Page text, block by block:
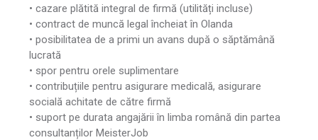
• cazare plătită integral de firmă (utilități incluse)
• contract de muncă legal încheiat în Olanda
• posibilitatea de a primi un avans după o săptămână
lucrată
• spor pentru orele suplimentare
• contribuțiile pentru asigurare medicală, asigurare
socială achitate de către firmă
• suport pe durata angajării în limba română din partea
consultanților MeisterJob